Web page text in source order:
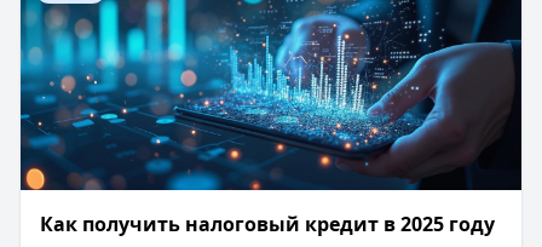
Как получить налоговый кредит в 2025 году